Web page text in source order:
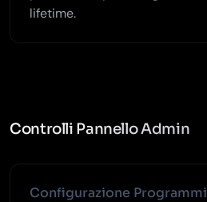
lifetime.
Controlli Pannello Admin
Configurazione Programmi